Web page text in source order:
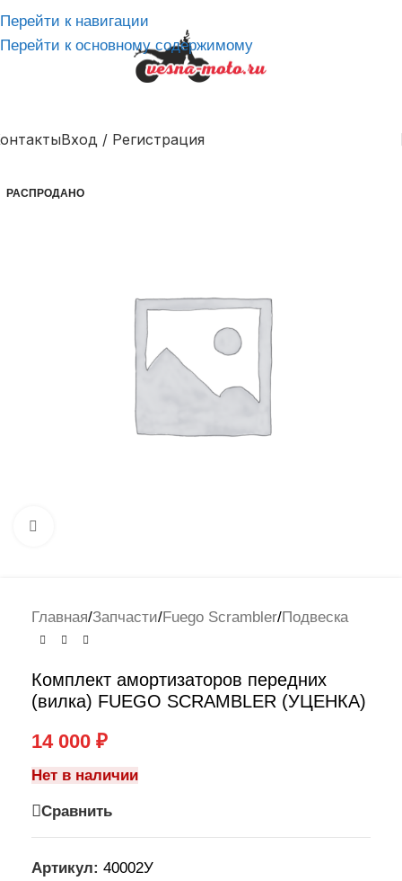
Перейти к навигации
Перейти к основному содержимому
Вход / Регистрация
РАСПРОДАНО
Главная/Запчасти/Fuego Scrambler/Подвеска
Комплект амортизаторов передних
(вилка) FUEGO SCRAMBLER (УЦЕНКА)
14 000 ₽
Нет в наличии
Сравнить
Артикул: 40002У